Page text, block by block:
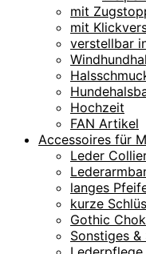
mit
mit
verstellbar
Hochzeit
FAN Artikel
Accessoires für
Leder
langes
kurze
Gothic
Sonstiges &